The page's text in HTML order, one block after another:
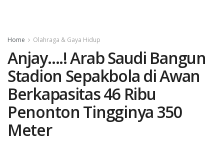
Home Olahraga & Gaya Hidup
Anjay….! Arab Saudi Bangun
Stadion Sepakbola di Awan
Berkapasitas 46 Ribu
Penonton Tingginya 350
Meter